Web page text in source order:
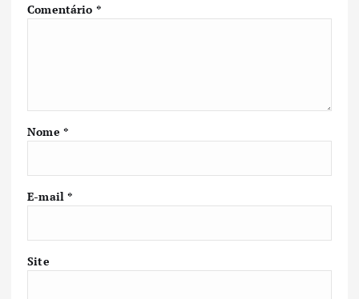
Comentário *
Nome *
E-mail*
Site